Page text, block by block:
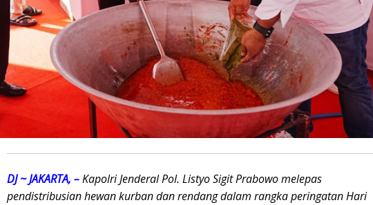
DJ ~ JAKARTA, –Kapolri Jenderal Pol. Listyo Sigit Prabowo melepas
pendistribusian hewan kurban dan rendang dalam rangka peringatan Hari